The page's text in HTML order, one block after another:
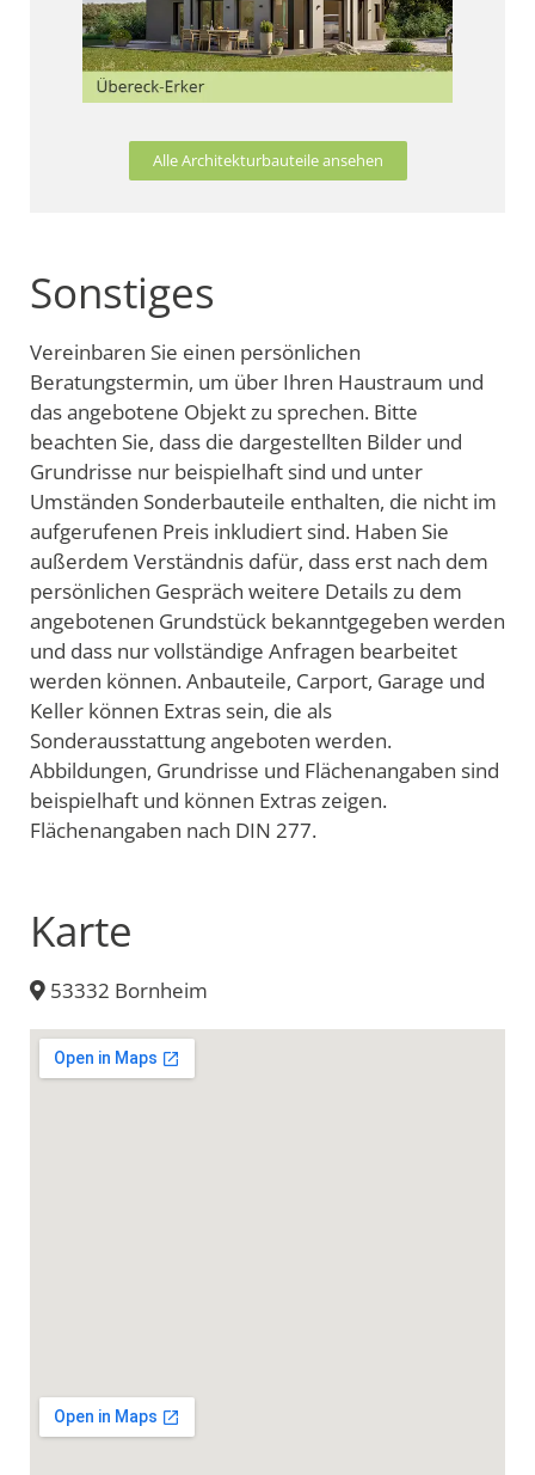
Alle Architekturbauteile ansehen
Sonstiges
Vereinbaren Sie einen persönlichen
Beratungstermin, um über Ihren Haustraum und
das angebotene Objekt zu sprechen. Bitte
beachten Sie, dass die dargestellten Bilder und
Grundrisse nur beispielhaft sind und unter
Umständen Sonderbauteile enthalten, die nicht im
aufgerufenen Preis inkludiert sind. Haben Sie
außerdem Verständnis dafür, dass erst nach dem
persönlichen Gespräch weitere Details zu dem
angebotenen Grundstück bekanntgegeben werden
und dass nur vollständige Anfragen bearbeitet
werden können. Anbauteile, Carport, Garage und
Keller können Extras sein, die als
Sonderausstattung angeboten werden.
Abbildungen, Grundrisse und Flächenangaben sind
beispielhaft und können Extras zeigen.
Flächenangaben nach DIN 277.
Karte
53332 Bornheim